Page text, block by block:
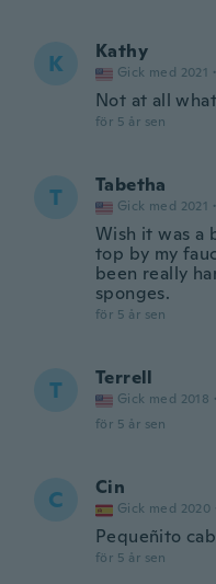
K Kathy
Gick med 2021 ·
Not at all
för 5 år sen
T Tabetha
Gick med 2021 ·
Wish it was a
top by my
been really
sponges.
för 5 år sen
T Terrell
Gick med 2018 ·
för 5 år sen
C Cin
Gick med 2020
Pequeñito
för 5 år sen